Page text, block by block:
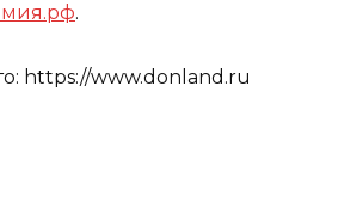
.
https://www.donland.ru